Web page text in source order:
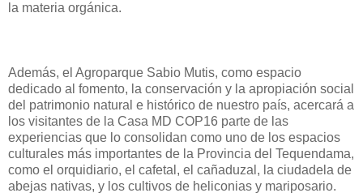
la materia orgánica.
Además, el Agroparque Sabio Mutis, como espacio
dedicado al fomento, la conservación y la apropiación social
del patrimonio natural e histórico de nuestro país, acercará a
los visitantes de la Casa MD COP16 parte de las
experiencias que lo consolidan como uno de los espacios
culturales más importantes de la Provincia del Tequendama,
como el orquidiario, el cafetal, el cañaduzal, la ciudadela de
abejas nativas, y los cultivos de heliconias y mariposario.